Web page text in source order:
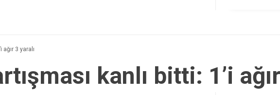
ağır 3 yaralı
kanlı bitti: 1’i